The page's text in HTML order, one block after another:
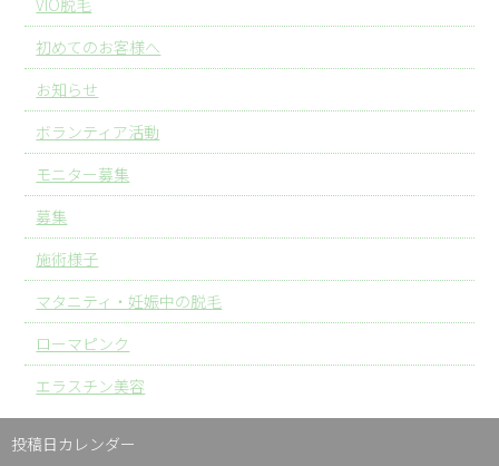
VIO脱毛
初めてのお客様へ
お知らせ
ボランティア活動
モニター募集
募集
施術様子
マタニティ・妊娠中の脱毛
ローマピンク
エラスチン美容
投稿日カレンダー